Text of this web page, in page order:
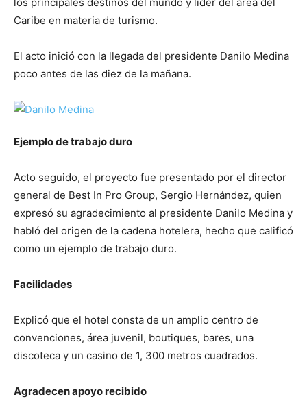
Caribe en materia de turismo.
El acto inició con la llegada del presidente Danilo Medina
poco antes de las diez de la mañana.
Ejemplo de trabajo duro
Acto seguido, el proyecto fue presentado por el director
general de Best In Pro Group, Sergio Hernández, quien
expresó su agradecimiento al presidente Danilo Medina y
habló del origen de la cadena hotelera, hecho que calificó
como un ejemplo de trabajo duro.
Facilidades
Explicó que el hotel consta de un amplio centro de
convenciones, área juvenil, boutiques, bares, una
discoteca y un casino de 1, 300 metros cuadrados.
Agradecen apoyo recibido